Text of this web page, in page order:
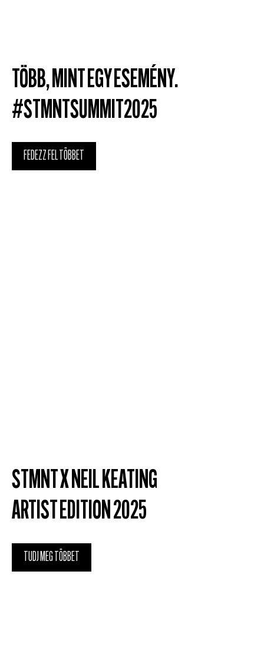
TÖBB, MINT EGY ESEMÉNY.
#STMNTSUMMIT2025
FEDEZZ FEL TÖBBET
STMNT X NEIL KEATING
ARTIST EDITION 2025
TUDJ MEG TÖBBET